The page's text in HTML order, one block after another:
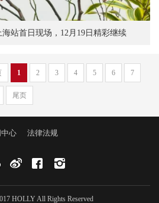
站首日现场，12月19日精彩继续
1 2 3 4 5 6 7
尾页
心 法律法规
HOLLY All Rights Reserved